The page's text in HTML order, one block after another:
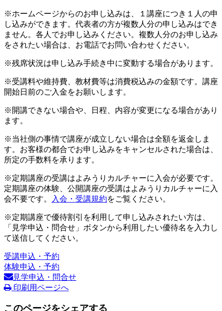
※ホームページからのお申し込みは、１講座につき１人の申
し込みができます。代表者の方が複数人分の申し込みはでき
ません。各人でお申し込みください。複数人分のお申し込み
をされたい場合は、お電話でお問い合わせください。
※残席状況は申し込み手続き中に変動する場合があります。
※受講料や維持費、教材費等は消費税込みの金額です。講座
開始日前のご入金をお願いします。
※開講できない場合や、日程、内容が変更になる場合があり
ます。
※当社側の事情で講座が成立しない場合は全額を返金しま
す。お客様の都合でお申し込みをキャンセルされた場合は、
所定の手数料を承ります。
※定期講座の受講はよみうりカルチャーに入会が必要です。
定期講座の体験、公開講座の受講はよみうりカルチャーに入
会不要です。
入会・受講規約をご覧ください。
※定期講座で優待割引を利用して申し込みされたい方は、
「見学申込・問合せ」ボタンから利用したい優待名を入力し
て送信してください。
受講申込・予約
体験申込・予約
見学申込・問合せ
印刷用ページへ
このページをシェアする